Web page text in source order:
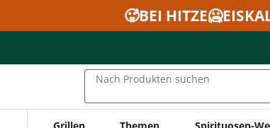
🥵BEI
Nach Produkten suchen